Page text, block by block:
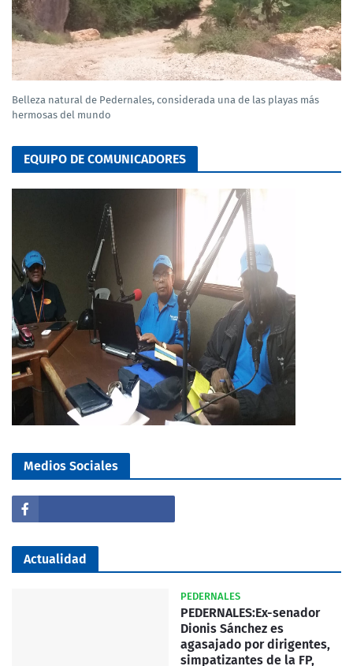
Belleza natural de Pedernales, considerada una de las playas más
hermosas del mundo
EQUIPO DE COMUNICADORES
Medios Sociales
Actualidad
PEDERNALES
PEDERNALES:Ex-senador
Dionis Sánchez es
agasajado por dirigentes,
simpatizantes de la FP,